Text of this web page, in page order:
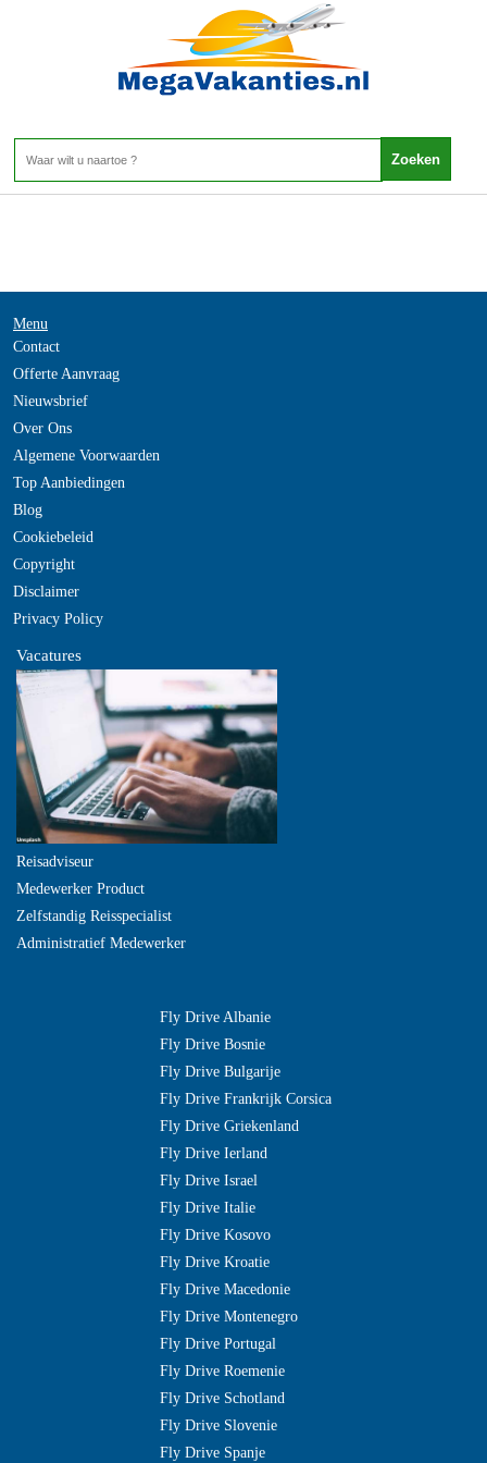
Home>
Menu
Contact
Offerte Aanvraag
Nieuwsbrief
Over Ons
Algemene Voorwaarden
Top Aanbiedingen
Blog
Cookiebeleid
Copyright
Disclaimer
Privacy Policy
Vacatures
Reisadviseur
Medewerker Product
Zelfstandig Reisspecialist
Administratief Medewerker
Fly Drive Albanie
Fly Drive Bosnie
Fly Drive Bulgarije
Fly Drive Frankrijk Corsica
Fly Drive Griekenland
Fly Drive Ierland
Fly Drive Israel
Fly Drive Italie
Fly Drive Kosovo
Fly Drive Kroatie
Fly Drive Macedonie
Fly Drive Montenegro
Fly Drive Portugal
Fly Drive Roemenie
Fly Drive Schotland
Fly Drive Slovenie
Fly Drive Spanje